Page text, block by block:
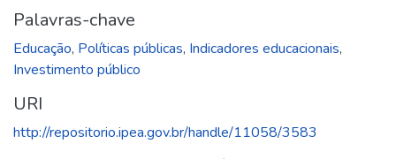
Palavras-chave
Educação, Políticas públicas, Indicadores educacionais,
Investimento público
URI
http://repositorio.ipea.gov.br/handle/11058/3583